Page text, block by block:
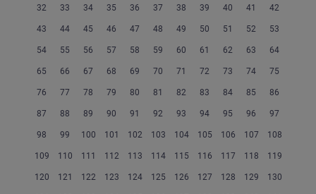
32 33 34 35 36 37 38 39 40 41 42
43 44 45 46 47 48 49 50 51 52 53
54 55 56 57 58 59 60 61 62 63 64
65 66 67 68 69 70 71 72 73 74 75
76 77 78 79 80 81 82 83 84 85 86
87 88 89 90 91 92 93 94 95 96 97
98 99 100 101 102 103 104 105 106 107 108
109 110 111 112 113 114 115 116 117 118 119
120 121 122 123 124 125 126 127 128 129 130